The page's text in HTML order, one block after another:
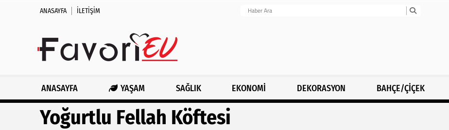
ANASAYFA İLETIŞIM
ANASAYFA YAŞAM SAĞLIK EKONOMİ DEKORASYON BAHÇE/ÇİÇEK
Yoğurtlu Fellah Köftesi